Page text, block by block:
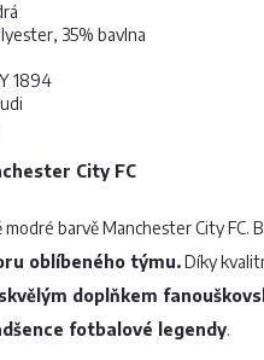
35% bavlna
1894
City FC
modré barvě Manchester City FC.
oblíbeného týmu.Díky
skvělým doplňkem
fotbalové legendy.